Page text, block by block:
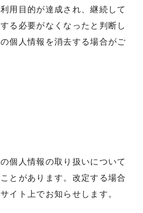
用目的が達成され、継続して
る必要がなくなったと判断し
個人情報を消去する場合がご
個人情報の取り扱いについて
とがあります。改定する場合
イト上でお知らせします。